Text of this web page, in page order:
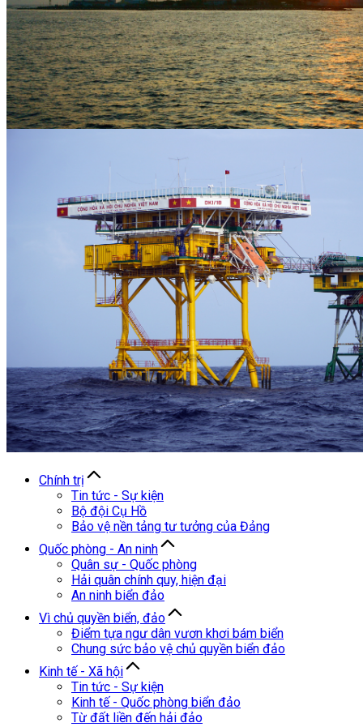
Chính trị
Tin tức - Sự kiện
Bộ đội Cụ Hồ
Bảo vệ nền tảng tư tưởng của Đảng
Quốc phòng - An ninh
Quân sự - Quốc phòng
Hải quân chính quy, hiện đại
An ninh biển đảo
Vì chủ quyền biển, đảo
Điểm tựa ngư dân vươn khơi bám biển
Chung sức bảo vệ chủ quyền biển đảo
Kinh tế - Xã hội
Tin tức - Sự kiện
Kinh tế - Quốc phòng biển đảo
Từ đất liền đến hải đảo